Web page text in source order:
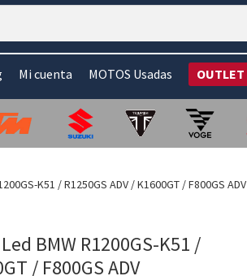
Mi cuenta MOTOS Usadas OUTLET
K51 / R1250GS ADV / K1600GT / F800GS ADV
BMW R1200GS-K51 /
/ F800GS ADV